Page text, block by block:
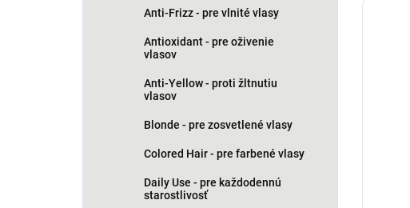
Anti-Frizz - pre vlnité vlasy
Antioxidant - pre oživenie
vlasov
Anti-Yellow - proti žltnutiu
vlasov
Blonde - pre zosvetlené vlasy
Colored Hair - pre farbené vlasy
Daily Use - pre každodennú
starostlivosť